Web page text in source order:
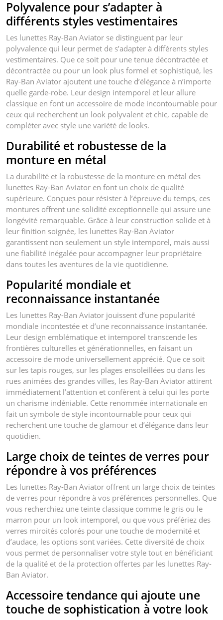
Polyvalence pour s’adapter à
différents styles vestimentaires
Les lunettes Ray-Ban Aviator se distinguent par leur
polyvalence qui leur permet de s’adapter à différents styles
vestimentaires. Que ce soit pour une tenue décontractée et
décontractée ou pour un look plus formel et sophistiqué, les
Ray-Ban Aviator ajoutent une touche d’élégance à n’importe
quelle garde-robe. Leur design intemporel et leur allure
classique en font un accessoire de mode incontournable pour
ceux qui recherchent un look polyvalent et chic, capable de
compléter avec style une variété de looks.
Durabilité et robustesse de la
monture en métal
La durabilité et la robustesse de la monture en métal des
lunettes Ray-Ban Aviator en font un choix de qualité
supérieure. Conçues pour résister à l’épreuve du temps, ces
montures offrent une solidité exceptionnelle qui assure une
longévité remarquable. Grâce à leur construction solide et à
leur finition soignée, les lunettes Ray-Ban Aviator
garantissent non seulement un style intemporel, mais aussi
une fiabilité inégalée pour accompagner leur propriétaire
dans toutes les aventures de la vie quotidienne.
Popularité mondiale et
reconnaissance instantanée
Les lunettes Ray-Ban Aviator jouissent d’une popularité
mondiale incontestée et d’une reconnaissance instantanée.
Leur design emblématique et intemporel transcende les
frontières culturelles et générationnelles, en faisant un
accessoire de mode universellement apprécié. Que ce soit
sur les tapis rouges, sur les plages ensoleillées ou dans les
rues animées des grandes villes, les Ray-Ban Aviator attirent
immédiatement l’attention et confèrent à celui qui les porte
un charisme indéniable. Cette renommée internationale en
fait un symbole de style incontournable pour ceux qui
recherchent une touche de glamour et d’élégance dans leur
quotidien.
Large choix de teintes de verres pour
répondre à vos préférences
Les lunettes Ray-Ban Aviator offrent un large choix de teintes
de verres pour répondre à vos préférences personnelles. Que
vous recherchiez une teinte classique comme le gris ou le
marron pour un look intemporel, ou que vous préfériez des
verres miroités colorés pour une touche de modernité et
d’audace, les options sont variées. Cette diversité de choix
vous permet de personnaliser votre style tout en bénéficiant
de la qualité et de la protection offertes par les lunettes Ray-
Ban Aviator.
Accessoire tendance qui ajoute une
touche de sophistication à votre look